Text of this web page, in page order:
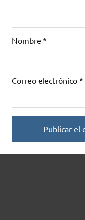
Nombre *
Correo electrónico *